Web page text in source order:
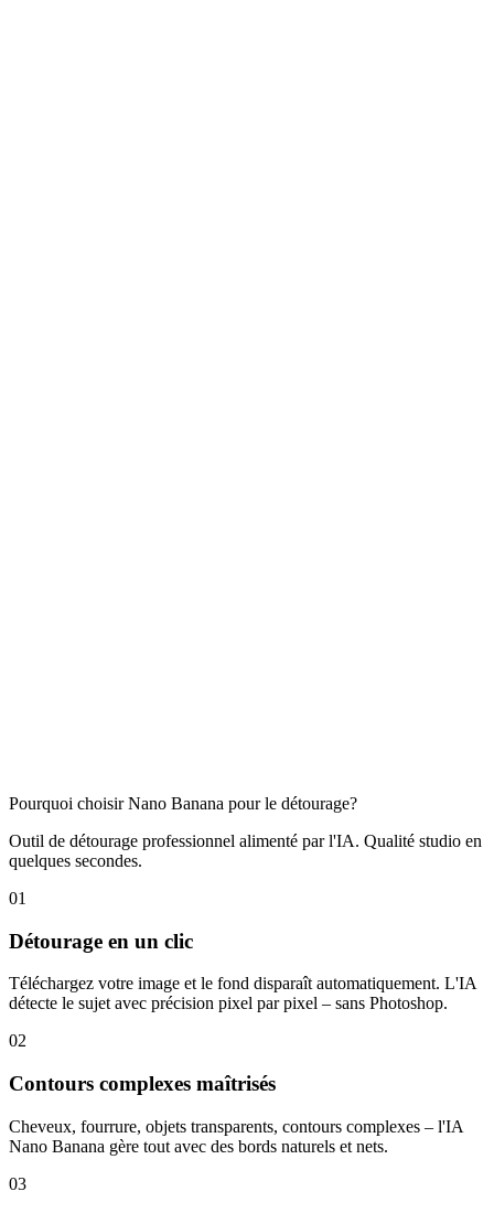
Pourquoi choisir Nano Banana pour le détourage?
Outil de détourage professionnel alimenté par l'IA. Qualité studio en
quelques secondes.
01
Détourage en un clic
Téléchargez votre image et le fond disparaît automatiquement. L'IA
détecte le sujet avec précision pixel par pixel – sans Photoshop.
02
Contours complexes maîtrisés
Cheveux, fourrure, objets transparents, contours complexes – l'IA
Nano Banana gère tout avec des bords naturels et nets.
03